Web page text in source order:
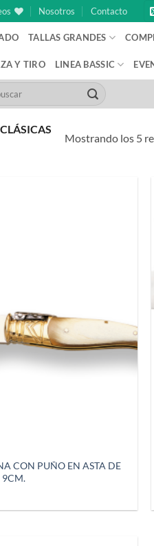
Nosotros Contacto
TALLAS GRANDES
Y TIRO LINEA BASSIC
Mostrando los 5
CON PUÑO EN ASTA DE
9CM.